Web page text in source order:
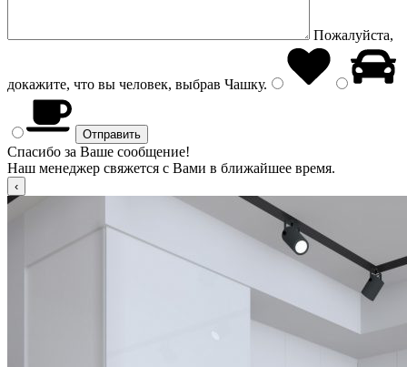
Пожалуйста,
докажите, что вы человек, выбрав Чашку.
Спасибо за Ваше сообщение!
Наш менеджер свяжется с Вами в ближайшее время.